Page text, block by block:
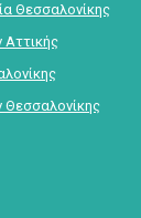
Θεσσαλονίκης
Θεσσαλονίκης